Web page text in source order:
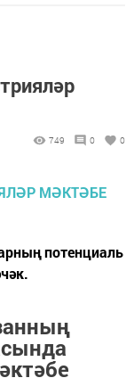
749 0 0
потенциаль